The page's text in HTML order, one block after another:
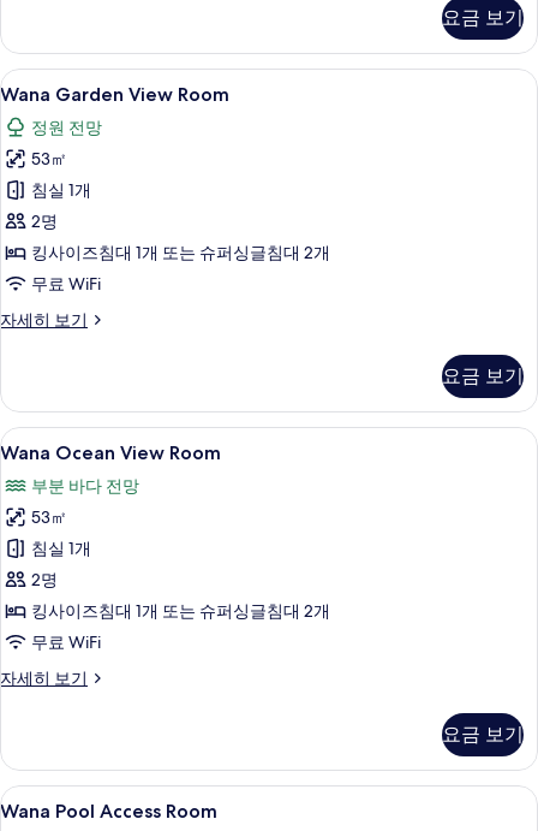
기
자
세
히
기
요금 보기
Wana
Garden
View
Room
사
진
모
두
보
8
Wana Garden View Room
정원 전망
53㎡
침실 1개
2명
킹사이즈침대 1개 또는 슈퍼싱글침대 2개
무료 WiFi
자세히 보기
Wana
자
세
히
기
요금 보기
Wana
Ocean
View
Room
사
진
모
두
보
Wana Ocean View Room | 고급 침구,
10
Wana Ocean View Room
부분 바다 전망
53㎡
침실 1개
2명
킹사이즈침대 1개 또는 슈퍼싱글침대 2개
무료 WiFi
자세히 보기
Wana
자
세
히
요금 보기
Wana
Pool
8
Wana Pool Access Room